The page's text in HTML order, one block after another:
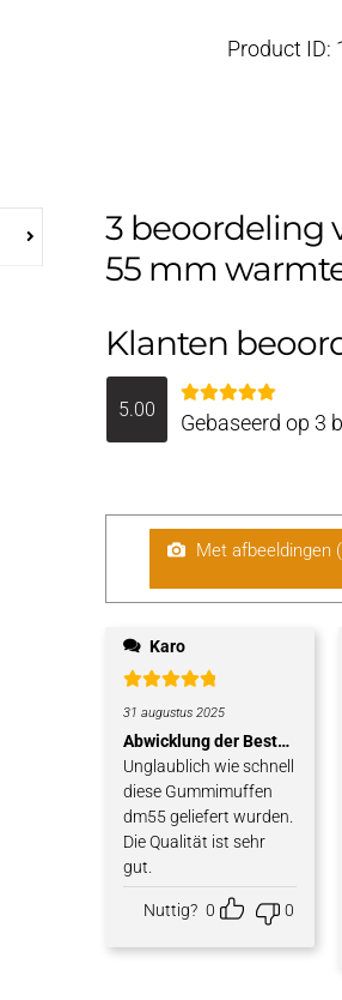
Product ID:
3 beoordeling
55 mm
Klanten
5.00
Gewaardeerd
Gebaseerd op 3
Met afbeeldingen (
Karo
Gewaardeerd
uit 5
31 augustus 2025
Abwicklung der Bestellung
Unglaublich wie schnell
diese Gummimuffen
dm55 geliefert wurden.
Die Qualität ist sehr
gut.
Nuttig? 0 0